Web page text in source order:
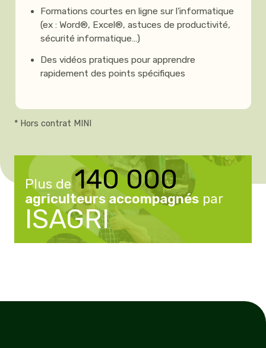
Formations courtes en ligne sur l’informatique
(ex : Word®, Excel®, astuces de productivité,
sécurité informatique…)
Des vidéos pratiques pour apprendre
rapidement des points spécifiques
* Hors contrat MINI
Plus de140 000
agriculteurs accompagnés par
ISAGRI